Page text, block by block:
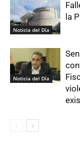
Noticia del Día
la
Noticia del Día